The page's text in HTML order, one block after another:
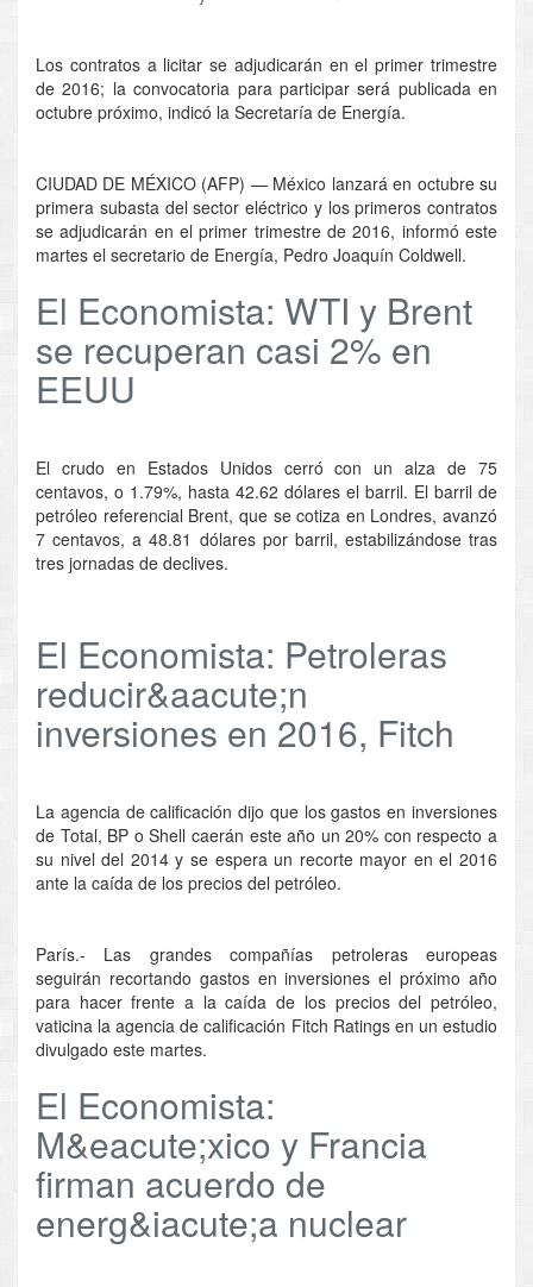
Los contratos a licitar se adjudicarán en el primer trimestre
de 2016; la convocatoria para participar será publicada en
octubre próximo, indicó la Secretaría de Energía.
CIUDAD DE MÉXICO (AFP) — México lanzará en octubre su
primera subasta del sector eléctrico y los primeros contratos
se adjudicarán en el primer trimestre de 2016, informó este
martes el secretario de Energía, Pedro Joaquín Coldwell.
El Economista: WTI y Brent
se recuperan casi 2% en
EEUU
El crudo en Estados Unidos cerró con un alza de 75
centavos, o 1.79%, hasta 42.62 dólares el barril. El barril de
petróleo referencial Brent, que se cotiza en Londres, avanzó
7 centavos, a 48.81 dólares por barril, estabilizándose tras
tres jornadas de declives.
El Economista: Petroleras
reducir&aacute;n
inversiones en 2016, Fitch
La agencia de calificación dijo que los gastos en inversiones
de Total, BP o Shell caerán este año un 20% con respecto a
su nivel del 2014 y se espera un recorte mayor en el 2016
ante la caída de los precios del petróleo.
París.- Las grandes compañías petroleras europeas
seguirán recortando gastos en inversiones el próximo año
para hacer frente a la caída de los precios del petróleo,
vaticina la agencia de calificación Fitch Ratings en un estudio
divulgado este martes.
El Economista:
M&eacute;xico y Francia
firman acuerdo de
energ&iacute;a nuclear